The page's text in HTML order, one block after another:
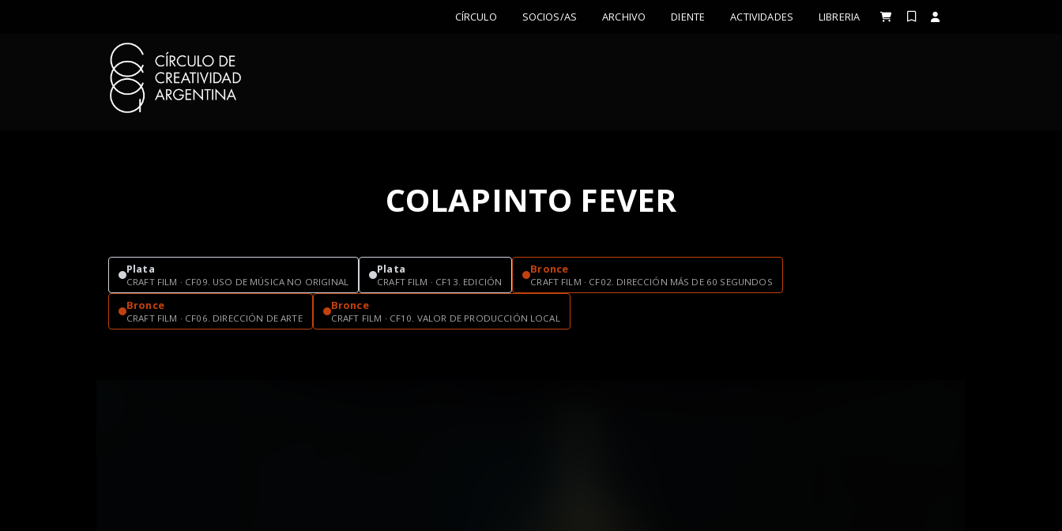
CÍRCULO SOCIOS/AS ARCHIVO DIENTE ACTIVIDADES LIBRERIA
COLAPINTO FEVER
Plata
CRAFT FILM · CF09. USO DE MÚSICA NO ORIGINAL
Plata
CRAFT FILM · CF13. EDICIÓN
Bronce
CRAFT FILM · CF02. DIRECCIÓN MÁS DE 60 SEGUNDOS
Bronce
CRAFT FILM · CF06. DIRECCIÓN DE ARTE
Bronce
CRAFT FILM · CF10. VALOR DE PRODUCCIÓN LOCAL